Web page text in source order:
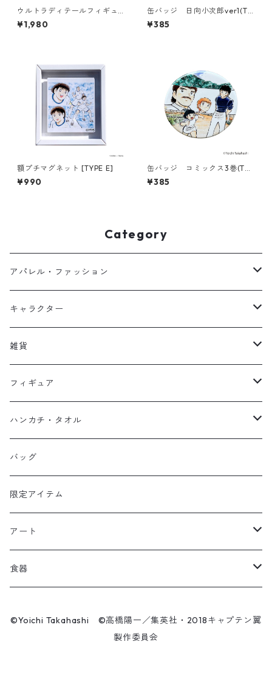
ウルトラディテールフィギュ
ア No.710 UDF キャプテン翼
シリーズ2 [若林源三]
¥1,980
缶バッジ 日向小次郎ver1(T6
86-045)
¥385
額プチマグネット [TYPE E]
¥990
缶バッジ コミックス3巻(T68
6-045)
¥385
Category
アパレル・ファッション
キッズ
フーディー
スウェット
大人
フーディー
スウェット
マスク
ビーニー / キャップ
キャラクター
大空翼
岬太郎
若林源三
日向小次郎
カール・ハインツ・シュナイダー
肖俊光
飛翔
雑貨
クッション
マグネット
缶バッジ
カーシェード
フォームローラー
こけし
フィギュア
HKDSTOY
UDF
POP UP PARADE
ハンカチ・タオル
手ぬぐい
タオル
バッグ
限定アイテム
アート
エアーアクリル
食器
©Yoichi Takahashi ©高橋陽一／集英社・2018キャプテン翼
製作委員会